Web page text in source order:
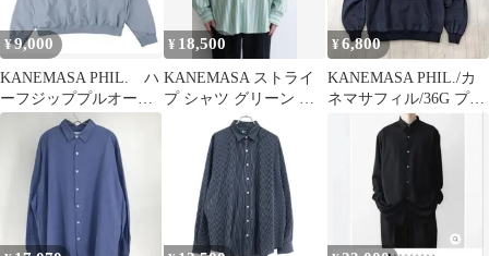
¥9,000
KANEMASA PHIL. ハ
ーフジッププルオーバ
ー
¥ 18,500
KANEMASA ストライ
プ シャツ グリーン M
1LDK AURALEE
¥6,800
KANEMASA PHIL./カ
ネマサフィル/36G プル
オーバーフーディ